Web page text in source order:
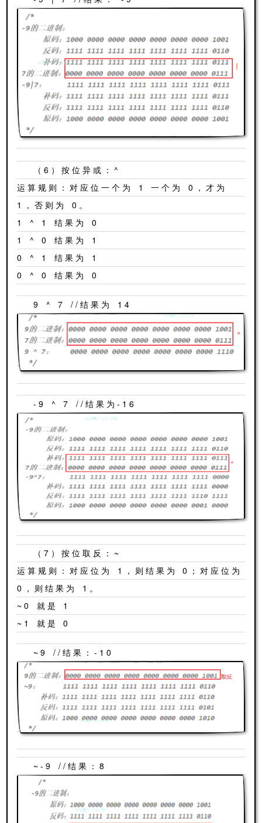
（6）按位异或：^
运算规则：对应位一个为 1 一个为 0，才为
1，否则为 0。
1 ^ 1 结果为 0
1 ^ 0 结果为 1
0 ^ 1 结果为 1
0 ^ 0 结果为 0
9 ^ 7 //结果为 14
-9 ^ 7 //结果为-16
（7）按位取反：~
运算规则：对应位为 1，则结果为 0；对应位为
0，则结果为 1。
~0 就是 1
~1 就是 0
~9 //结果：-10
~-9 //结果：8